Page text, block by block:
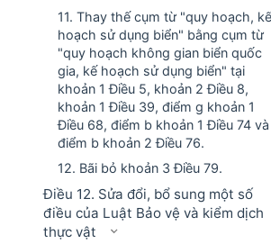
11. Thay thế cụm từ "quy hoạch, kế
hoạch sử dụng biển" bằng cụm từ
"quy hoạch không gian biển quốc
gia, kế hoạch sử dụng biển" tại
khoản 1 Điều 5, khoản 2 Điều 8,
khoản 1 Điều 39, điểm g khoản 1
Điều 68, điểm b khoản 1 Điều 74 và
điểm b khoản 2 Điều 76.
12. Bãi bỏ khoản 3 Điều 79.
Điều 12. Sửa đổi, bổ sung một số
điều của Luật Bảo vệ và kiểm dịch
thực vật